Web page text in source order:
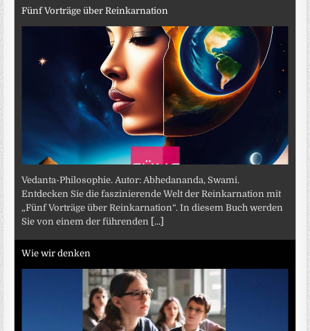
Fünf Vorträge über Reinkarnation
Vedanta-Philosophie. Autor: Abhedananda, Swami.
Entdecken Sie die faszinierende Welt der Reinkarnation mit
„Fünf Vorträge über Reinkarnation“. In diesem Buch werden
Sie von einem der führenden [...]
Wie wir denken